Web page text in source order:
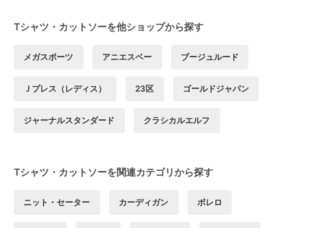
Tシャツ・カットソーを他ショップから探す
メガスポーツ アニエスベー ブージュルード
Ｊプレス（レディス） 23区 ゴールドジャパン
ジャーナルスタンダード クラシカルエルフ
Tシャツ・カットソーを関連カテゴリから探す
ニット・セーター カーディガン ボレロ